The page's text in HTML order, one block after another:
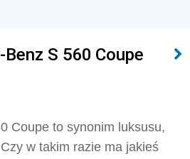
S 560 Coupe
Coupe to synonim luksusu,
w takim razie ma jakieś